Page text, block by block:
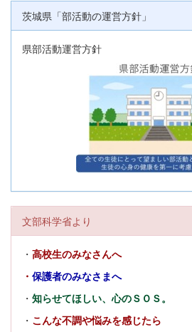
茨城県「部活動の運営方針」
県部活動運営方針
文部科学省より
・ 高校生のみなさんへ
・ 保護者のみなさまへ
・ 知らせてほしい、心のＳＯＳ。
・ こんな不調や悩みを感じたら